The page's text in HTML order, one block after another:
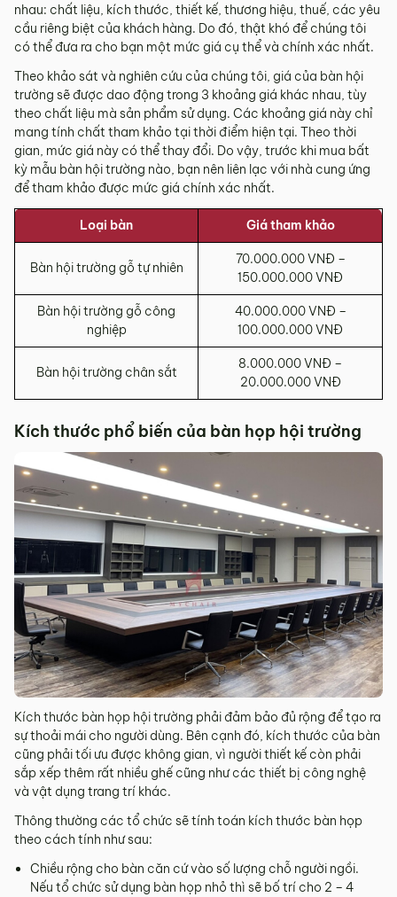
nhau: chất liệu, kích thước, thiết kế, thương hiệu, thuế, các yêu
cầu riêng biệt của khách hàng. Do đó, thật khó để chúng tôi
có thể đưa ra cho bạn một mức giá cụ thể và chính xác nhất.
Theo khảo sát và nghiên cứu của chúng tôi, giá của bàn hội
trường sẽ được dao động trong 3 khoảng giá khác nhau, tùy
theo chất liệu mà sản phẩm sử dụng. Các khoảng giá này chỉ
mang tính chất tham khảo tại thời điểm hiện tại. Theo thời
gian, mức giá này có thể thay đổi. Do vậy, trước khi mua bất
kỳ mẫu bàn hội trường nào, bạn nên liên lạc với nhà cung ứng
để tham khảo được mức giá chính xác nhất.
Loại bàn Giá tham khảo
Bàn hội trường gỗ tự nhiên
70.000.000 VNĐ –
150.000.000 VNĐ
Bàn hội trường gỗ công
nghiệp
40.000.000 VNĐ –
100.000.000 VNĐ
Bàn hội trường chân sắt
8.000.000 VNĐ –
20.000.000 VNĐ
Kích thước phổ biến của bàn họp hội trường
Kích thước bàn họp hội trường phải đảm bảo đủ rộng để tạo ra
sự thoải mái cho người dùng. Bên cạnh đó, kích thước của bàn
cũng phải tối ưu được không gian, vì người thiết kế còn phải
sắp xếp thêm rất nhiều ghế cũng như các thiết bị công nghệ
và vật dụng trang trí khác.
Thông thường các tổ chức sẽ tính toán kích thước bàn họp
theo cách tính như sau:
Chiều rộng cho bàn căn cứ vào số lượng chỗ người ngồi.
Nếu tổ chức sử dụng bàn họp nhỏ thì sẽ bố trí cho 2 – 4